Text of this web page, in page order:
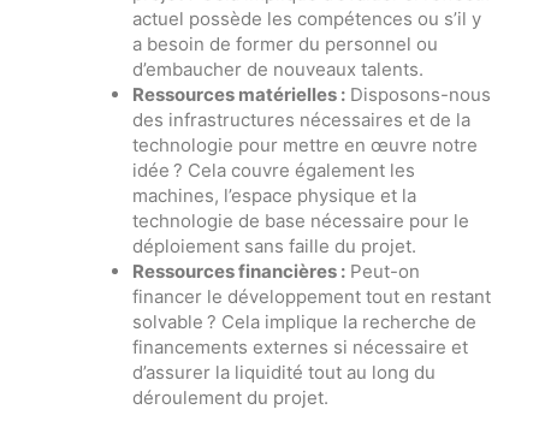
actuel possède les compétences ou s’il y
a besoin de former du personnel ou
d’embaucher de nouveaux talents.
Ressources matérielles : Disposons-nous
des infrastructures nécessaires et de la
technologie pour mettre en œuvre notre
idée ? Cela couvre également les
machines, l’espace physique et la
technologie de base nécessaire pour le
déploiement sans faille du projet.
Ressources financières : Peut-on
financer le développement tout en restant
solvable ? Cela implique la recherche de
financements externes si nécessaire et
d’assurer la liquidité tout au long du
déroulement du projet.